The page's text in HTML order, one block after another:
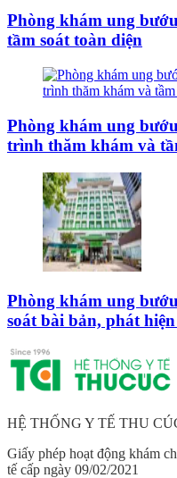
Phòng khám ung
tầm soát toàn diện
Phòng khám ung
trình thăm khám và
Phòng khám ung
soát bài bản, phát
HỆ THỐNG Y TẾ THU
Giấy phép hoạt động khám
tế cấp ngày 09/02/2021